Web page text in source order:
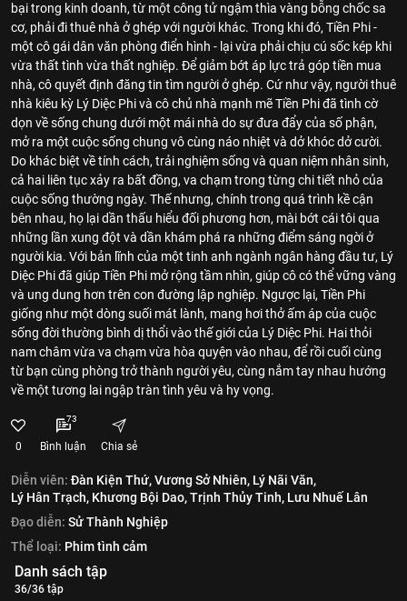
bại trong kinh doanh, từ một công tử ngậm thìa vàng bỗng chốc sa
cơ, phải đi thuê nhà ở ghép với người khác. Trong khi đó, Tiền Phi -
một cô gái dân văn phòng điển hình - lại vừa phải chịu cú sốc kép khi
vừa thất tình vừa thất nghiệp. Để giảm bớt áp lực trả góp tiền mua
nhà, cô quyết định đăng tin tìm người ở ghép. Cứ như vậy, người thuê
nhà kiêu kỳ Lý Diệc Phi và cô chủ nhà mạnh mẽ Tiền Phi đã tình cờ
dọn về sống chung dưới một mái nhà do sự đưa đẩy của số phận,
mở ra một cuộc sống chung vô cùng náo nhiệt và dở khóc dở cười.
Do khác biệt về tính cách, trải nghiệm sống và quan niệm nhân sinh,
cả hai liên tục xảy ra bất đồng, va chạm trong từng chi tiết nhỏ của
cuộc sống thường ngày. Thế nhưng, chính trong quá trình kề cận
bên nhau, họ lại dần thấu hiểu đối phương hơn, mài bớt cái tôi qua
những lần xung đột và dần khám phá ra những điểm sáng ngời ở
người kia. Với bản lĩnh của một tinh anh ngành ngân hàng đầu tư, Lý
Diệc Phi đã giúp Tiền Phi mở rộng tầm nhìn, giúp cô có thể vững vàng
và ung dung hơn trên con đường lập nghiệp. Ngược lại, Tiền Phi
giống như một dòng suối mát lành, mang hơi thở ấm áp của cuộc
sống đời thường bình dị thổi vào thế giới của Lý Diệc Phi. Hai thỏi
nam châm vừa va chạm vừa hòa quyện vào nhau, để rồi cuối cùng
từ bạn cùng phòng trở thành người yêu, cùng nắm tay nhau hướng
về một tương lai ngập tràn tình yêu và hy vọng.
0
73
Bình luận Chia sẻ
Diễn viên: Đàn Kiện Thứ,Vương Sở Nhiên, Lý Nãi Văn,
Lý Hân Trạch, Khương Bội Dao,Trịnh Thủy Tinh, Lưu Nhuế Lân
Đạo diễn: Sử Thành Nghiệp
Thể loại: Phim tình cảm
Danh sách tập
36/36 tập